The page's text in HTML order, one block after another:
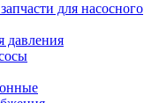
для насосного
давления